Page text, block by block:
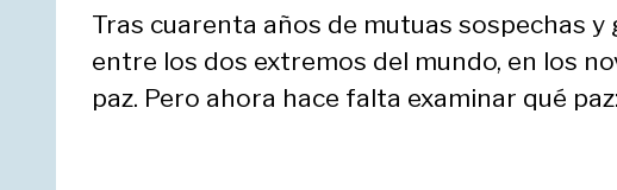
Tras cuarenta años de mutuas sospechas
entre los dos extremos del mundo, en los
paz. Pero ahora hace falta examinar qué